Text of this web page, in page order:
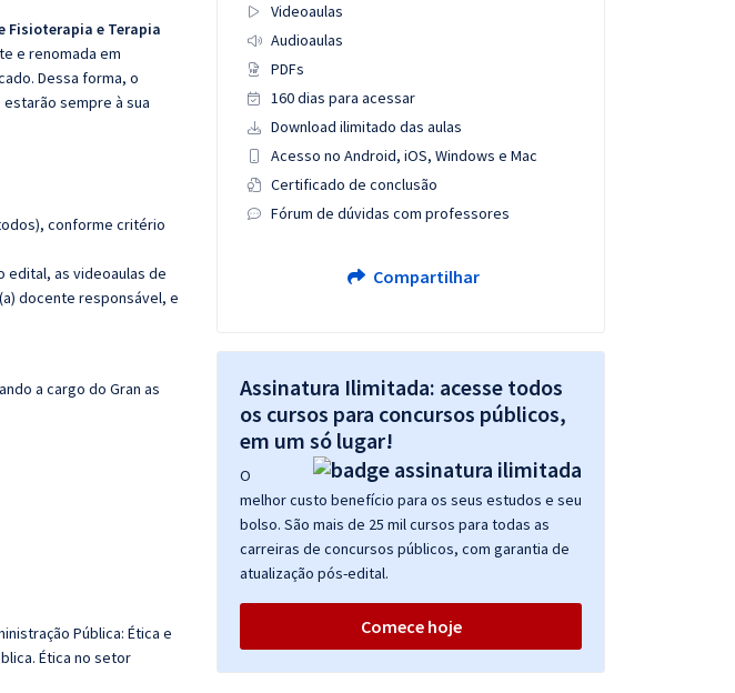
Fisioterapia e Terapia
e renomada em
Dessa forma, o
sempre à sua
conforme critério
edital, as videoaulas de
docente responsável, e
a cargo do Gran as
Pública: Ética e
Ética no setor
Videoaulas
Audioaulas
PDFs
160 dias para acessar
Download ilimitado das aulas
Acesso no Android, iOS, Windows e Mac
Certificado de conclusão
Fórum de dúvidas com professores
Compartilhar
Assinatura Ilimitada: acesse todos
os cursos para concursos públicos,
em um só lugar!
O
melhor custo benefício para os seus estudos e seu
bolso. São mais de 25 mil cursos para todas as
carreiras de concursos públicos, com garantia de
atualização pós-edital.
Comece hoje